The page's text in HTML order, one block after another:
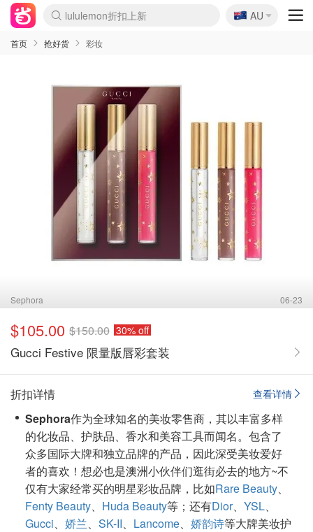
lululemon折扣上新
Sasa美妆护肤3.5折
SSENSE年中3折
FreshBeauty好价汇总
Cettire降价+叠9折
Farfetch折上8折
WWS Coles超市实拍
viagogo二手票捡漏
Myer清仓1折起
The Outnet奢牌1折起
David Jones 3折起
Flannels大牌1折
Perfumes Club护肤1折
AMIRO返校季6.2折
Oweek抽奖送Airpods
Amazon折扣汇总
eToro入金$200送$50
Amazon数码好物
ICONIC本周7.5折
ThedoubleF高奢地板价
Moose Knuckles 6折
丝芙兰5折起
EUFY官网3.7折起
Selenichast首饰2折
Trip机票酒店促销
YSL送5件彩妆礼
Amazon家居好物
BIGBANG巡演开票
David Jones时尚3折
Amazon美妆护肤
雅漾大喷$8
过敏原检测盒$33
伊索独家赠50ml沐浴露
科颜氏清仓3折
SEALIFE海洋馆门票6折
丝塔芙大白罐$16
订阅Newsletter送香薰
Cult Beauty 6.8折
Harrods圣诞日历2.3折
LN-CC奢牌私促3折
d'Alba空姐喷雾$16
EVE LOM套装逆天2折
Bernardelli独家4折
Adore Beauty 6折起
CT圣诞日历
Mytheresa奢品2.7折
Luxury Escapes 9折
Currentbody美容仪9折
MOON Garden Live
ALLSAINTS美衣3折
Roborock扫地机3.7折
Tingo Life水杯$24
Valentino官网5折
CR洗发护发6.3折
🇦🇺
AU
首页 抢好货 彩妆
Sephora 06-23
$105.00 $150.00 30% off
Gucci Festive 限量版唇彩套装
查看详情
折扣详情
Sephora作为全球知名的美妆零售商，其以丰富多样
的化妆品、护肤品、香水和美容工具而闻名。包含了
众多国际大牌和独立品牌的产品，因此深受美妆爱好
者的喜欢！想必也是澳洲小伙伴们逛街必去的地方~不
仅有大家经常买的明星彩妆品牌，比如Rare Beauty、
Fenty Beauty、 Huda Beauty等；还有Dior、 YSL、
Gucci、 娇兰、 SK-II、 Lancome、 娇韵诗等大牌美妆护